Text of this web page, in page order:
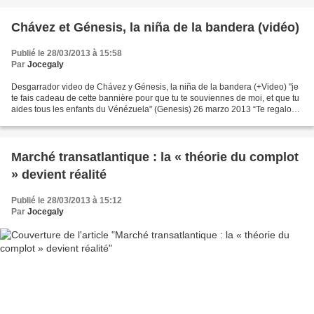
Chávez et Génesis, la niña de la bandera (vidéo)
Publié le 28/03/2013 à 15:58
Par Jocegaly
Desgarrador video de Chávez y Génesis, la niña de la bandera (+Video) "je
te fais cadeau de cette bannière pour que tu te souviennes de moi, et que tu
aides tous les enfants du Vénézuela" (Genesis) 26 marzo 2013 “Te regalo
Marché transatlantique : la « théorie du complot
» devient réalité
Publié le 28/03/2013 à 15:12
Par Jocegaly